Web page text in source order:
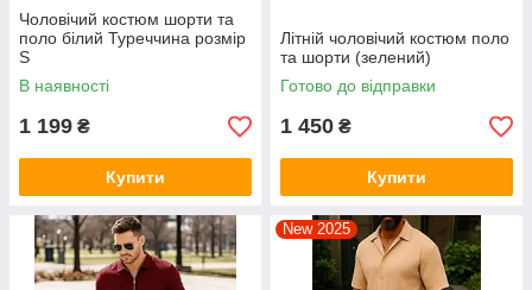
Чоловічий костюм шорти та
поло білий Туреччина розмір
S
В наявності
1 199 ₴
Купити
Літній чоловічий костюм поло
та шорти (зелений)
Готово до відправки
1 450 ₴
Купити
New 2025